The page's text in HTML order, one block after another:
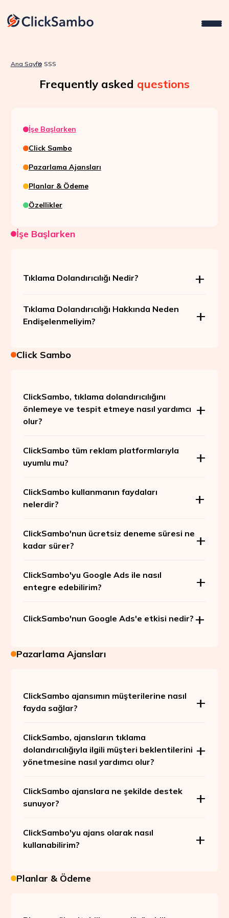
Ana Sayfa SSS
Frequently asked questions
İşe Başlarken
Click Sambo
Pazarlama Ajansları
Planlar & Ödeme
Özellikler
İşe Başlarken
Tıklama Dolandırıcılığı Nedir?
Tıklama Dolandırıcılığı Hakkında Neden
Endişelenmeliyim?
Click Sambo
ClickSambo, tıklama dolandırıcılığını
önlemeye ve tespit etmeye nasıl yardımcı
olur?
ClickSambo tüm reklam platformlarıyla
uyumlu mu?
ClickSambo kullanmanın faydaları
nelerdir?
ClickSambo'nun ücretsiz deneme süresi ne
kadar sürer?
ClickSambo'yu Google Ads ile nasıl
entegre edebilirim?
ClickSambo'nun Google Ads'e etkisi nedir?
Pazarlama Ajansları
ClickSambo ajansımın müşterilerine nasıl
fayda sağlar?
ClickSambo, ajansların tıklama
dolandırıcılığıyla ilgili müşteri beklentilerini
yönetmesine nasıl yardımcı olur?
ClickSambo ajanslara ne şekilde destek
sunuyor?
ClickSambo'yu ajans olarak nasıl
kullanabilirim?
Planlar & Ödeme